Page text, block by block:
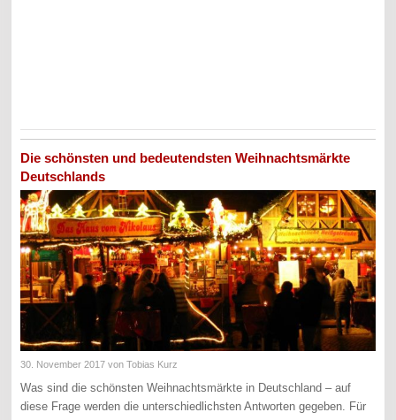
Die schönsten und bedeutendsten Weihnachtsmärkte
Deutschlands
30. November 2017 von Tobias Kurz
Was sind die schönsten Weihnachtsmärkte in Deutschland – auf
diese Frage werden die unterschiedlichsten Antworten gegeben. Für